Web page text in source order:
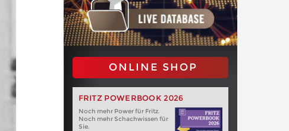
ONLINE SHOP
FRITZ POWERBOOK 2026
Noch mehr Power für Fritz.
Noch mehr Schachwissen für
Sie.